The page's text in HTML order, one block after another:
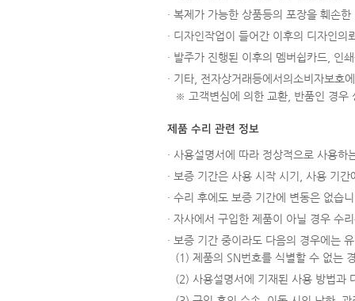
· 복제가 가능한 상품등의 포장을 훼손
· 디자인작업이 들어간 이후의 디자인
· 발주가 진행된 이후의 멤버쉽카드, 인
· 기타, 전자상거래등에서의소비자보호
※ 고객변심에 의한 교환, 반품인 경우
제품 수리 관련 정보
· 사용설명서에 따라 정상적으로 사용
· 보증 기간은 사용 시작 시기, 사용 기
· 수리 후에도 보증 기간에 변동은 없습
· 자사에서 구입한 제품이 아닐 경우 수
· 보증 기간 중이라도 다음의 경우에는
(1) 제품의 SN번호를 식별할 수 없는
(2) 사용설명서에 기재된 사용 방법과